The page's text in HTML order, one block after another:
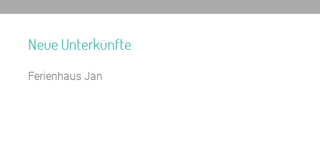
Neue Unterkünfte
Ferienhaus Jan